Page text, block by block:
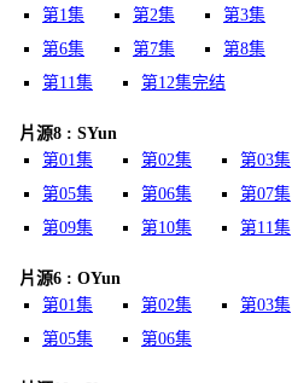
第1集 第2集 第3集
第6集
第7集 第8集
第11集
第12集完结
片源8 : SYun
第01集
第02集 第03集
第05集
第06集 第07集
第09集
第10集 第11集
片源6 : OYun
第01集
第02集 第03集
第05集
第06集